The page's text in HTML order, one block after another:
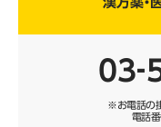
※お電話の
電話番